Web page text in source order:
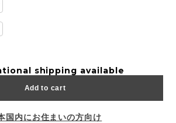
shipping available
Add to cart
国内にお住まいの方向け